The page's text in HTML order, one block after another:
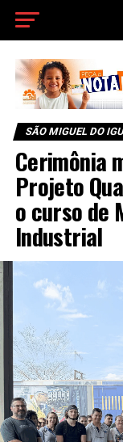
SÃO MIGUEL DO
Cerimônia
Projeto
o curso de
Industrial